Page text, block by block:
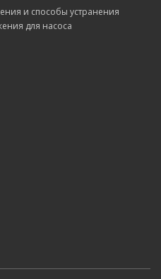
и способы устранения
для насоса